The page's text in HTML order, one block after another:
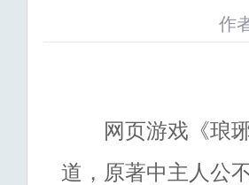
作
网页游戏《琅琊
道，原著中主人公